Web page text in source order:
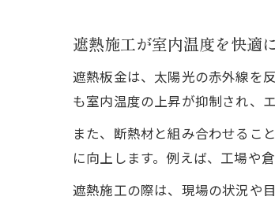
遮熱施工が室内温度を快適
遮熱板金は、太陽光の赤外線を
も室内温度の上昇が抑制され、
また、断熱材と組み合わせるこ
に向上します。例えば、工場や
遮熱施工の際は、現場の状況や